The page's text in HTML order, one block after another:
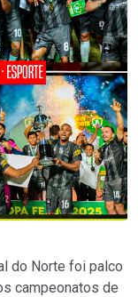
do Norte foi palco
campeonatos de